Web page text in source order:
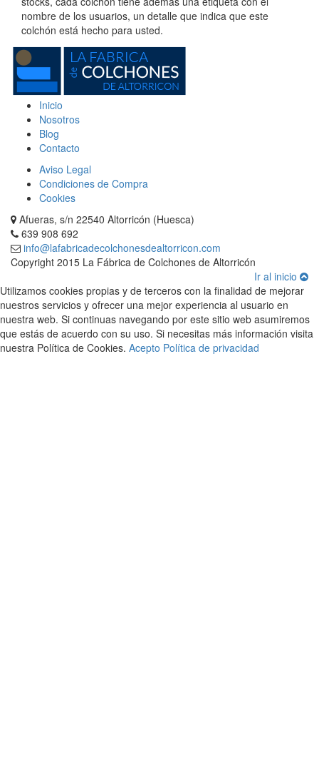
nombre de los usuarios, un detalle que indica que este
colchón está hecho para usted.
Inicio
Nosotros
Blog
Contacto
Aviso Legal
Condiciones de Compra
Cookies
Afueras, s/n 22540 Altorricón (Huesca)
639 908 692
info@lafabricadecolchonesdealtorricon.com
Copyright 2015 La Fábrica de Colchones de Altorricón
Ir al inicio
Utilizamos cookies propias y de terceros con la finalidad de mejorar
nuestros servicios y ofrecer una mejor experiencia al usuario en
nuestra web. Si continuas navegando por este sitio web asumiremos
que estás de acuerdo con su uso. Si necesitas más información visita
nuestra Política de Cookies. Acepto Política de privacidad